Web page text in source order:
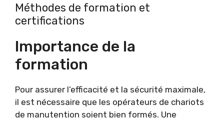
Méthodes de formation et
certifications
Importance de la
formation
Pour assurer l’efficacité et la sécurité maximale,
il est nécessaire que les opérateurs de chariots
de manutention soient bien formés. Une